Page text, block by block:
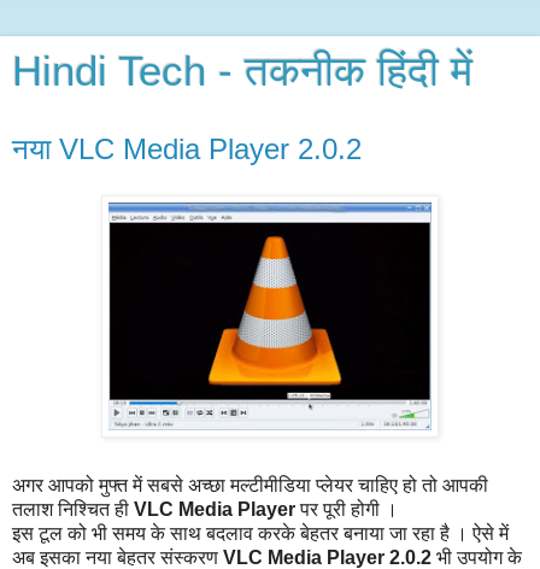
Hindi Tech - तकनीक हिंदी में
नया VLC Media Player 2.0.2
अगर आपको मुफ्त में सबसे अच्छा मल्टीमीडिया प्लेयर चाहिए हो तो आपकी
तलाश निश्चित ही VLC Media Playerपर पूरी होगी ।
इस टूल को भी समय के साथ बदलाव करके बेहतर बनाया जा रहा है । ऐसे में
अब इसका नया बेहतर संस्करण VLC Media Player 2.0.2 भी उपयोग के